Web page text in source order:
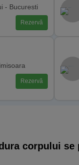
- Bucuresti
Rezervă
Rezervă
corpului